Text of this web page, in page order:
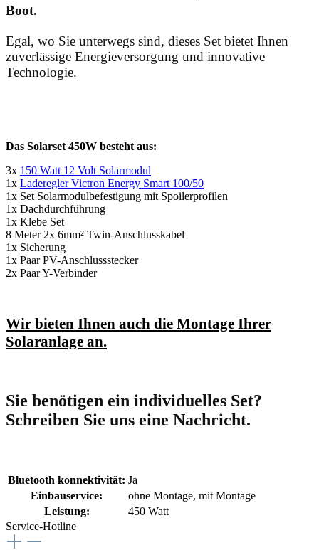
Boot.
Egal, wo Sie unterwegs sind, dieses Set bietet Ihnen
zuverlässige Energieversorgung und innovative
Technologie.
Das Solarset 450W besteht aus:
3x 150 Watt 12 Volt Solarmodul
1x Laderegler Victron Energy Smart 100/50
1x Set Solarmodulbefestigung mit Spoilerprofilen
1x Dachdurchführung
1x Klebe Set
8 Meter 2x 6mm² Twin-Anschlusskabel
1x Sicherung
1x PaarPV-Anschlussstecker
2x Paar Y-Verbinder
Wir bieten Ihnen auch die Montage Ihrer
Solaranlage an.
Sie benötigen ein individuelles Set?
Schreiben Sie uns eine Nachricht.
Bluetooth konnektivität: Ja
Einbauservice:
ohne Montage, mit Montage
Leistung:
450 Watt
Service-Hotline